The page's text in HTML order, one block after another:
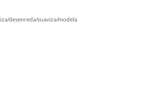
desenreda/suaviza/modela